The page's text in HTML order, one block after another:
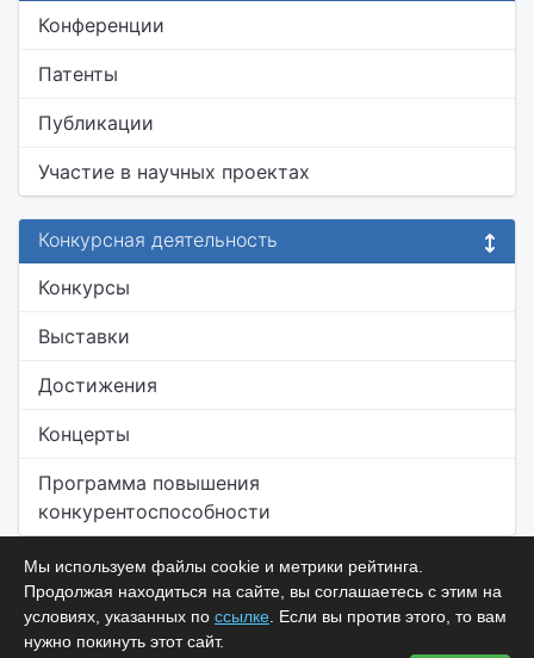
Конференции
Патенты
Публикации
Участие в научных проектах
Конкурсная деятельность
Конкурсы
Выставки
Достижения
Концерты
Программа повышения
конкурентоспособности
Мы используем файлы cookie и метрики рейтинга.
Продолжая находиться на сайте, вы соглашаетесь с этим на
условиях, указанных по ссылке . Если вы против этого, то вам
нужно покинуть этот сайт.